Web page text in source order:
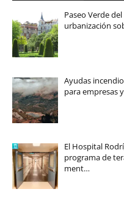
Paseo Verde
urbanización
Ayudas
para empresas
El Hospital
programa de
ment…